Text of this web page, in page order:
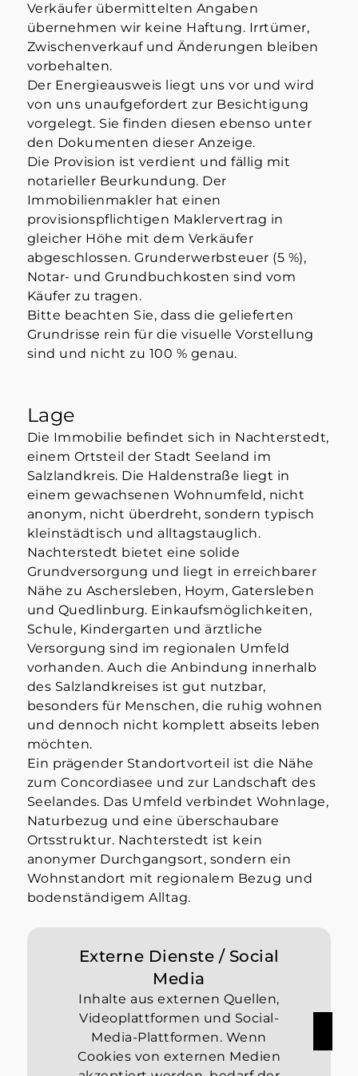
Verkäufer übermittelten Angaben
übernehmen wir keine Haftung. Irrtümer,
Zwischenverkauf und Änderungen bleiben
vorbehalten.
Der Energieausweis liegt uns vor und wird
von uns unaufgefordert zur Besichtigung
vorgelegt. Sie finden diesen ebenso unter
den Dokumenten dieser Anzeige.
Die Provision ist verdient und fällig mit
notarieller Beurkundung. Der
Immobilienmakler hat einen
provisionspflichtigen Maklervertrag in
gleicher Höhe mit dem Verkäufer
abgeschlossen. Grunderwerbsteuer (5 %),
Notar- und Grundbuchkosten sind vom
Käufer zu tragen.
Bitte beachten Sie, dass die gelieferten
Grundrisse rein für die visuelle Vorstellung
sind und nicht zu 100 % genau.
Lage
Die Immobilie befindet sich in Nachterstedt,
einem Ortsteil der Stadt Seeland im
Salzlandkreis. Die Haldenstraße liegt in
einem gewachsenen Wohnumfeld, nicht
anonym, nicht überdreht, sondern typisch
kleinstädtisch und alltagstauglich.
Nachterstedt bietet eine solide
Grundversorgung und liegt in erreichbarer
Nähe zu Aschersleben, Hoym, Gatersleben
und Quedlinburg. Einkaufsmöglichkeiten,
Schule, Kindergarten und ärztliche
Versorgung sind im regionalen Umfeld
vorhanden. Auch die Anbindung innerhalb
des Salzlandkreises ist gut nutzbar,
besonders für Menschen, die ruhig wohnen
und dennoch nicht komplett abseits leben
möchten.
Ein prägender Standortvorteil ist die Nähe
zum Concordiasee und zur Landschaft des
Seelandes. Das Umfeld verbindet Wohnlage,
Naturbezug und eine überschaubare
Ortsstruktur. Nachterstedt ist kein
anonymer Durchgangsort, sondern ein
Wohnstandort mit regionalem Bezug und
bodenständigem Alltag.
Externe Dienste / Social
Media
Inhalte aus externen Quellen,
Videoplattformen und Social-
Media-Plattformen. Wenn
Cookies von externen Medien